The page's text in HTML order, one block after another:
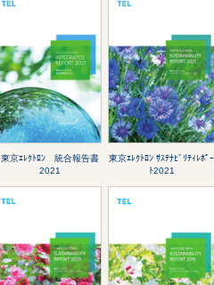
東京ｴﾚｸﾄﾛﾝ 統合報告書
2021
東京ｴﾚｸﾄﾛﾝ ｻｽﾃﾅﾋﾞﾘﾃｨﾚﾎﾟｰ
ﾄ2021